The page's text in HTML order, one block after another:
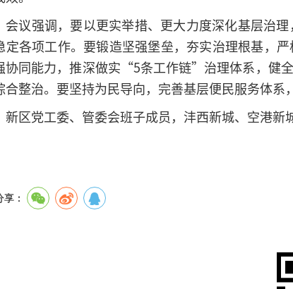
会议强调，要以更实举措、更大力度深化基层治
定各项工作。要锻造坚强堡垒，夯实治理根基，
协同能力，推深做实“5条工作链”治理体系，健
合整治。要坚持为民导向，完善基层便民服务体系
新区党工委、管委会班子成员，沣西新城、空港新
享：